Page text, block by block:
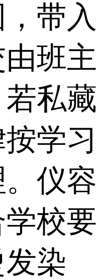
带入
班主
私藏
学习
仪容
校要
染